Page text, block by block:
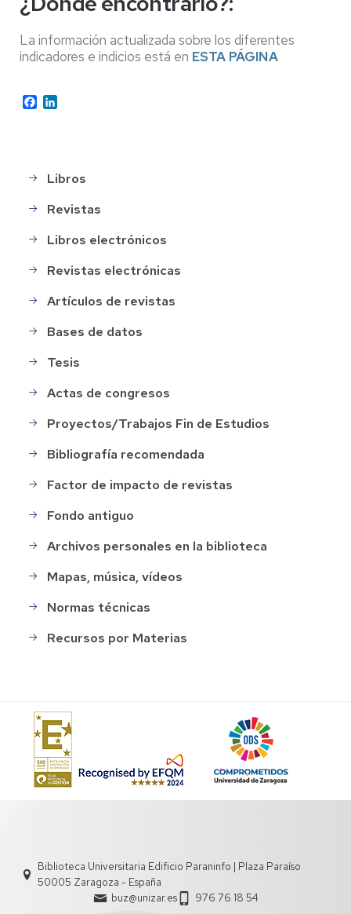
La información actualizada sobre los diferentes
indicadores e indicios está en ESTA PÁGINA
Facebook
Menú
buscar
Libros
Revistas
Libros electrónicos
Revistas electrónicas
Artículos de revistas
Bases de datos
Tesis
Actas de congresos
Proyectos/Trabajos Fin de Estudios
Bibliografía recomendada
Factor de impacto de revistas
Fondo antiguo
Archivos personales en la biblioteca
Mapas, música, vídeos
Normas técnicas
Recursos por Materias
Biblioteca Universitaria Edificio Paraninfo | Plaza Paraíso
50005 Zaragoza - España
buz@unizar.es
976 76 18 54